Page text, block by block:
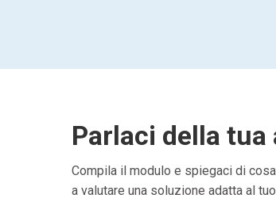
Parlaci della
Compila il modulo e spiegaci di
a valutare una soluzione adatta al